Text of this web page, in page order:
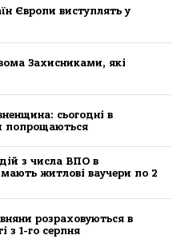
Європи виступлять у
Захисниками, які
сьогодні в
попрощаються
з числа ВПО в
житлові ваучери по 2
розраховуються в
з 1-го серпня